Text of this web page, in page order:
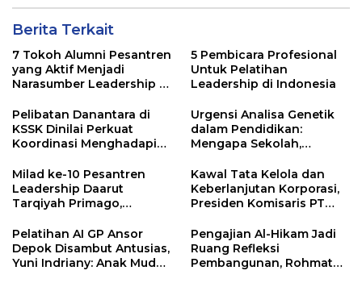
Berita Terkait
7 Tokoh Alumni Pesantren
yang Aktif Menjadi
Narasumber Leadership di
5 Pembicara Profesional
Untuk Pelatihan
Leadership di Indonesia
Pelibatan Danantara di
KSSK Dinilai Perkuat
Koordinasi Menghadapi
Urgensi Analisa Genetik
dalam Pendidikan:
Mengapa Sekolah,
Tinggi Perlu
Menggunakan
PRIMAGEN.id
Milad ke-10 Pesantren
Leadership Daarut
Tarqiyah Primago,
Ingatkan Spirit Tebar
Manfaat Tanpa Batas
Kawal Tata Kelola dan
Keberlanjutan Korporasi,
Presiden Komisaris PT
Langkah Menuju Pasar
Global
Pelatihan AI GP Ansor
Depok Disambut Antusias,
Yuni Indriany: Anak Muda
Pengajian Al-Hikam Jadi
Ruang Refleksi
Pembangunan, Rohmat